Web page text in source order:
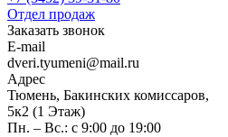
Отдел продаж
Заказать звонок
E-mail
dveri.tyumeni@mail.ru
Адрес
Тюмень, Бакинских комиссаров,
5к2 (1 Этаж)
Пн. – Вс.: с 9:00 до 19:00